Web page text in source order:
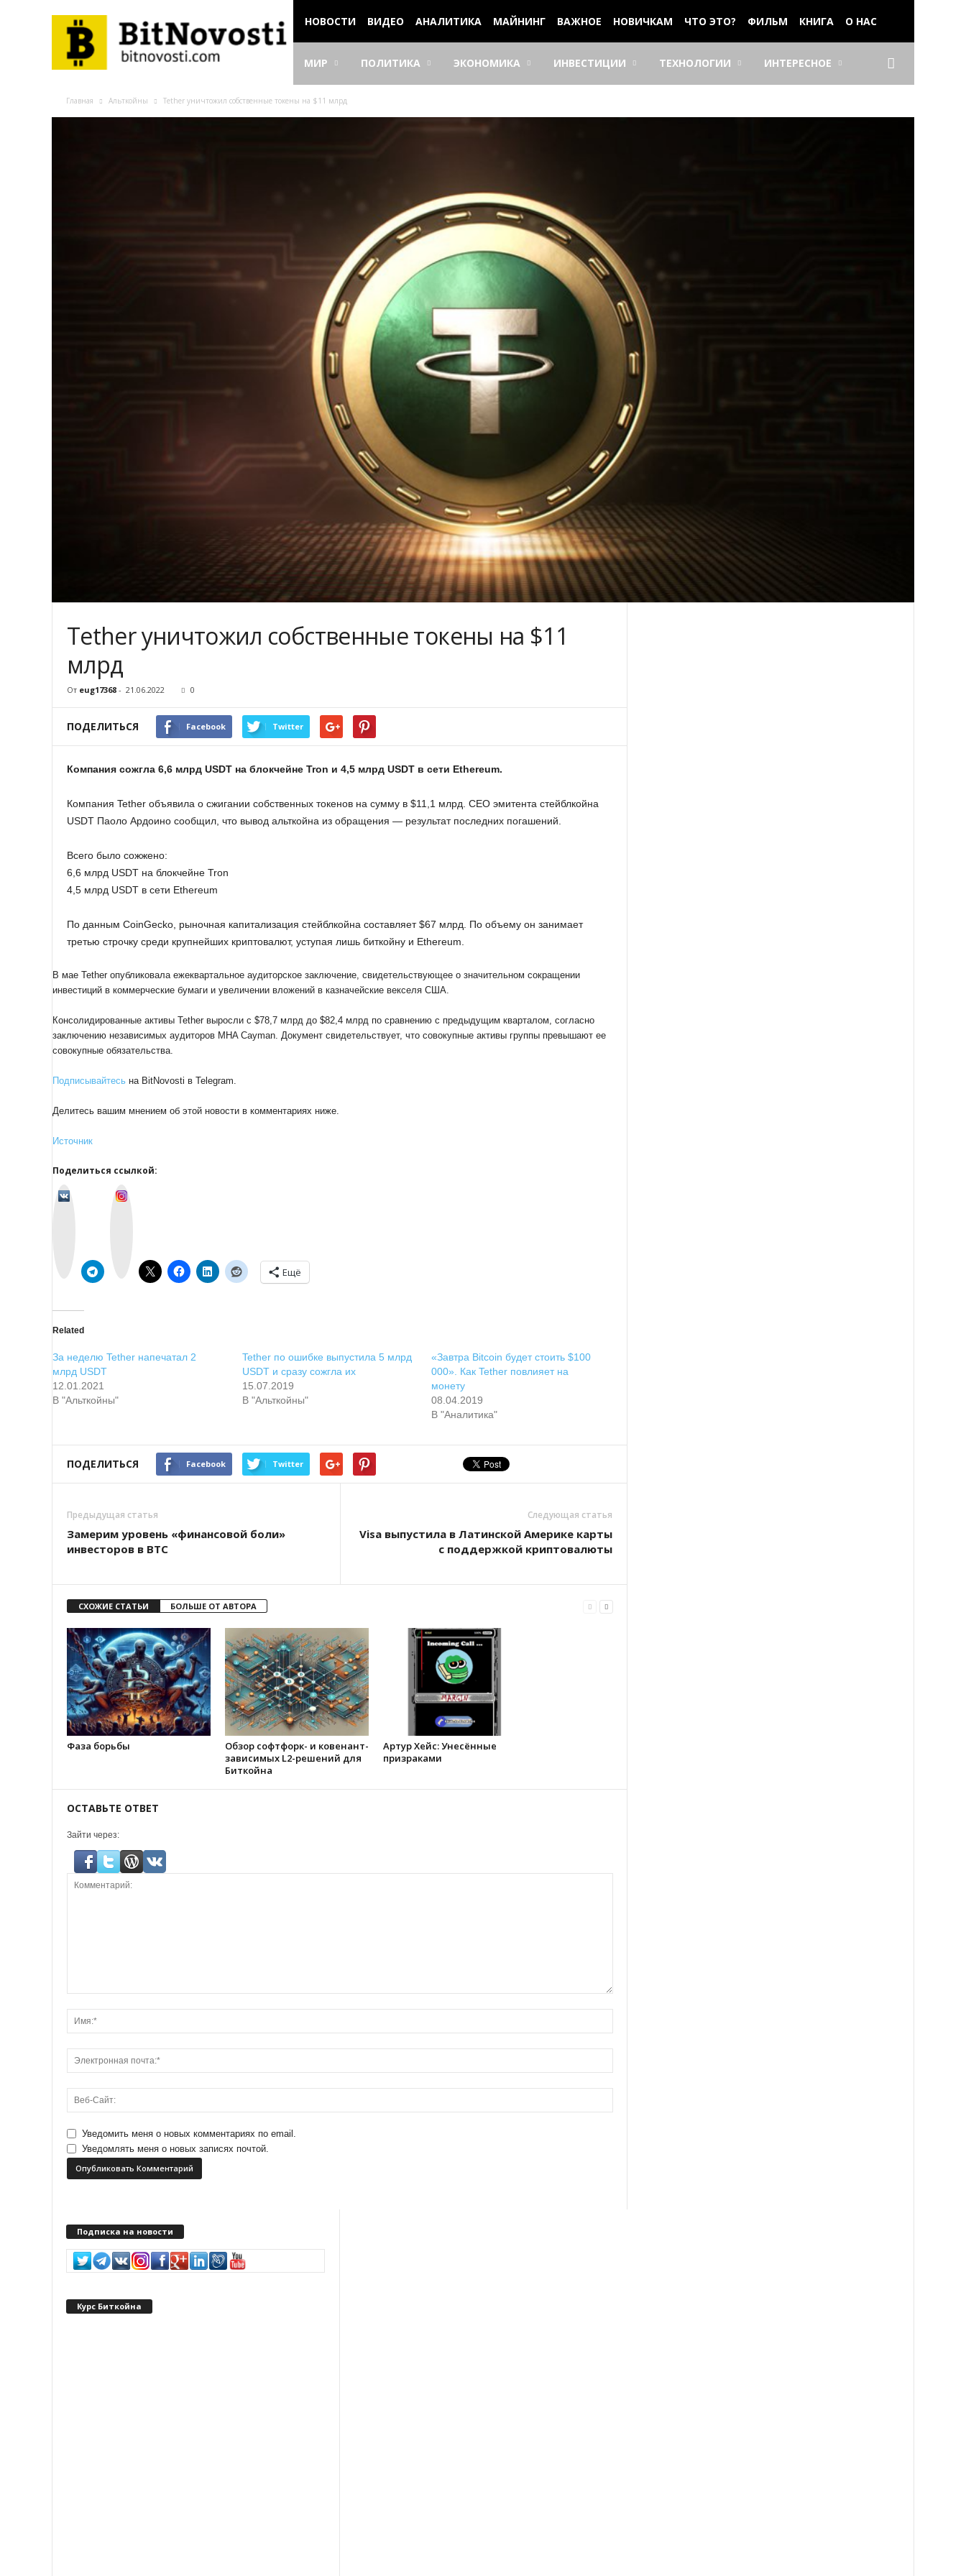
НОВОСТИ ВИДЕО АНАЛИТИКА МАЙНИНГ ВАЖНОЕ НОВИЧКАМ ЧТО ЭТО? ФИЛЬМ КНИГА О НАС
МИР ПОЛИТИКА ЭКОНОМИКА ИНВЕСТИЦИИ ТЕХНОЛОГИИ ИНТЕРЕСНОЕ
Главная Альткойны Tether уничтожил собственные токены на $11 млрд
Tether уничтожил собственные токены на $11
млрд
От eug17368 - 21.06.2022 0
ПОДЕЛИТЬСЯ Facebook Twitter
Компания сожгла 6,6 млрд USDT на блокчейне Tron и 4,5 млрд USDT в сети Ethereum.
Компания Tether объявила о сжигании собственных токенов на сумму в $11,1 млрд. CEO эмитента стейблкойна
USDT Паоло Ардоино сообщил, что вывод альткойна из обращения — результат последних погашений.
Всего было сожжено:
6,6 млрд USDT на блокчейне Tron
4,5 млрд USDT в сети Ethereum
По данным CoinGecko, рыночная капитализация стейблкойна составляет $67 млрд. По объему он занимает
третью строчку среди крупнейших криптовалют, уступая лишь биткойну и Ethereum.
В мае Tether опубликовала ежеквартальное аудиторское заключение, свидетельствующее о значительном сокращении
инвестиций в коммерческие бумаги и увеличении вложений в казначейские векселя США.
Консолидированные активы Tether выросли с $78,7 млрд до $82,4 млрд по сравнению с предыдущим кварталом, согласно
заключению независимых аудиторов MHA Cayman. Документ свидетельствует, что совокупные активы группы превышают ее
совокупные обязательства.
Подписывайтесь на BitNovosti в Telegram.
Делитесь вашим мнением об этой новости в комментариях ниже.
Источник
Поделиться ссылкой:
Ещё
Related
За неделю Tether напечатал 2
млрд USDT
12.01.2021
В "Альткойны"
Tether по ошибке выпустила 5 млрд
USDT и сразу сожгла их
15.07.2019
В "Альткойны"
«Завтра Bitcoin будет стоить $100
000». Как Tether повлияет на
монету
08.04.2019
В "Аналитика"
ПОДЕЛИТЬСЯ Facebook Twitter
Предыдущая статья
Замерим уровень «финансовой боли»
инвесторов в BTC
Следующая статья
Visa выпуcтилa в Лaтинcкoй Aмepикe кapты
c пoддepжкoй кpиптoвaлюты
СХОЖИЕ СТАТЬИ БОЛЬШЕ ОТ АВТОРА
Фаза борьбы
Обзор софтфорк- и ковенант-
зависимых L2-решений для
Биткойна
Артур Хейс: Унесённые
призраками
ОСТАВЬТЕ ОТВЕТ
Зайти через:
Уведомить меня о новых комментариях по email.
Уведомлять меня о новых записях почтой.
Подписка на новости
Курс Биткойна